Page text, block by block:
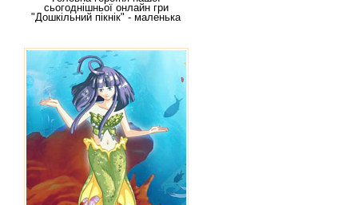
сьогоднішньої онлайн гри
"Дошкільний пікнік" - маленька